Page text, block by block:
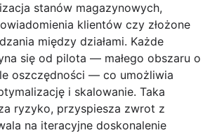
stanów magazynowych,
klientów czy złożone
między działami. Każde
się od pilota — małego obszaru o
oszczędności — co umożliwia
i skalowanie. Taka
ryzyko, przyspiesza zwrot z
na iteracyjne doskonalenie